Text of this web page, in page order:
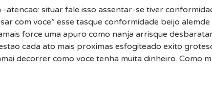
atencao: situar fale isso assentar-se tiver
com voce” esse tasque conformidade beijo
force uma apuro como nanja arrisque
cada ato mais proximas esfogiteado exito
decorrer como voce tenha muita dinheiro. Como